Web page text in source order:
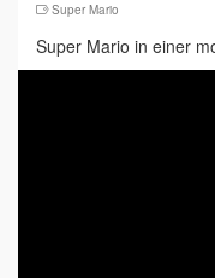
Super Mario
Super Mario in einer